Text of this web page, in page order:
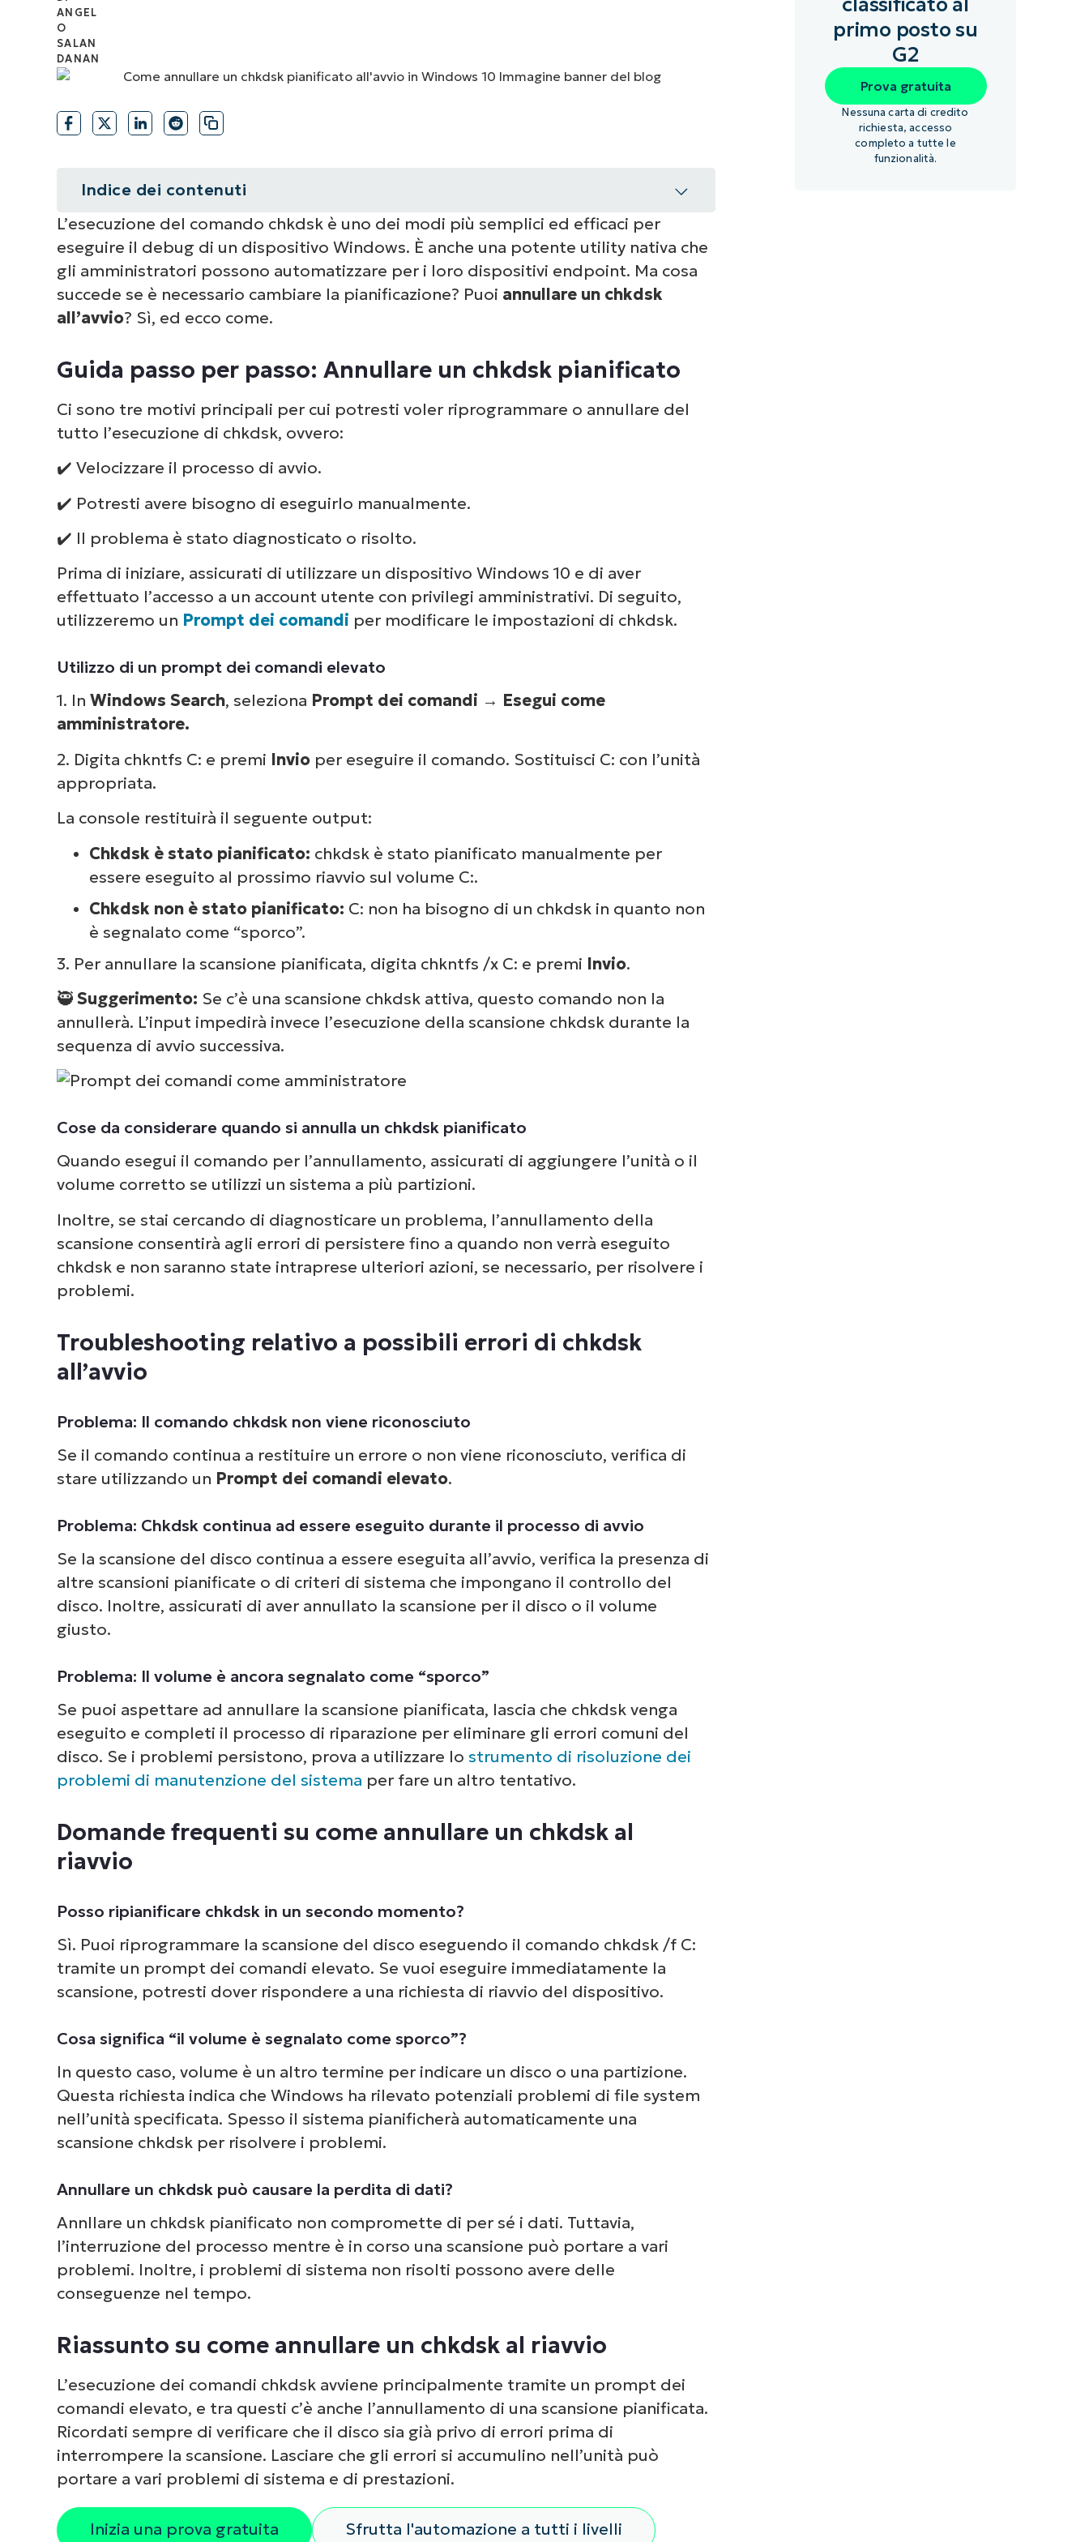
Indice dei contenuti
Riepilogo
Guida passo per passo: Annullare un chkdsk pianificato
Troubleshooting relativo a possibili errori di chkdsk all’avvio
L’esecuzione del comando chkdsk è uno dei modi più semplici ed efficaci per
eseguire il debug di un dispositivo Windows. È anche una potente utility nativa che
gli amministratori possono automatizzare per i loro dispositivi endpoint. Ma cosa
succede se è necessario cambiare la pianificazione? Puoi annullare un chkdsk
all’avvio? Sì, ed ecco come.
Guida passo per passo: Annullare un chkdsk pianificato
Ci sono tre motivi principali per cui potresti voler riprogrammare o annullare del
tutto l’esecuzione di chkdsk, ovvero:
✔️ Velocizzare il processo di avvio.
✔️ Potresti avere bisogno di eseguirlo manualmente.
✔️ Il problema è stato diagnosticato o risolto.
Prima di iniziare, assicurati di utilizzare un dispositivo Windows 10 e di aver
effettuato l’accesso a un account utente con privilegi amministrativi. Di seguito,
utilizzeremo un Prompt dei comandi per modificare le impostazioni di chkdsk.
Utilizzo di un prompt dei comandi elevato
1. In Windows Search, seleziona Prompt dei comandi → Esegui come
amministratore.
2. Digita chkntfs C: e premi Invioper eseguire il comando. Sostituisci C: con l’unità
appropriata.
La console restituirà il seguente output:
Chkdsk è stato pianificato: chkdsk è stato pianificato manualmente per
essere eseguito al prossimo riavvio sul volume C:.
Chkdsk non è stato pianificato: C: non ha bisogno di un chkdsk in quanto non
è segnalato come “sporco”.
3. Per annullare la scansione pianificata, digita chkntfs /x C: e premi Invio.
🥷 Suggerimento: Se c’è una scansione chkdsk attiva, questo comando non la
annullerà. L’input impedirà invece l’esecuzione della scansione chkdsk durante la
sequenza di avvio successiva.
Cose da considerare quando si annulla un chkdsk pianificato
Quando esegui il comando per l’annullamento, assicurati di aggiungere l’unità o il
volume corretto se utilizzi un sistema a più partizioni.
Inoltre, se stai cercando di diagnosticare un problema, l’annullamento della
scansione consentirà agli errori di persistere fino a quando non verrà eseguito
chkdsk e non saranno state intraprese ulteriori azioni, se necessario, per risolvere i
problemi.
Troubleshooting relativo a possibili errori di chkdsk
all’avvio
Problema: Il comando chkdsk non viene riconosciuto
Se il comando continua a restituire un errore o non viene riconosciuto, verifica di
stare utilizzando un Prompt dei comandi elevato.
Problema: Chkdsk continua ad essere eseguito durante il processo di avvio
Se la scansione del disco continua a essere eseguita all’avvio, verifica la presenza di
altre scansioni pianificate o di criteri di sistema che impongano il controllo del
disco. Inoltre, assicurati di aver annullato la scansione per il disco o il volume
giusto.
Problema: Il volume è ancora segnalato come “sporco”
Se puoi aspettare ad annullare la scansione pianificata, lascia che chkdsk venga
eseguito e completi il processo di riparazione per eliminare gli errori comuni del
disco. Se i problemi persistono, prova a utilizzare lo strumento di risoluzione dei
problemi di manutenzione del sistema per fare un altro tentativo.
Domande frequenti su come annullare un chkdsk al
riavvio
Posso ripianificare chkdsk in un secondo momento?
Sì. Puoi riprogrammare la scansione del disco eseguendo il comando chkdsk /f C:
tramite un prompt dei comandi elevato. Se vuoi eseguire immediatamente la
scansione, potresti dover rispondere a una richiesta di riavvio del dispositivo.
Cosa significa “il volume è segnalato come sporco”?
In questo caso, volume è un altro termine per indicare un disco o una partizione.
Questa richiesta indica che Windows ha rilevato potenziali problemi di file system
nell’unità specificata. Spesso il sistema pianificherà automaticamente una
scansione chkdsk per risolvere i problemi.
Annullare un chkdsk può causare la perdita di dati?
Annllare un chkdsk pianificato non compromette di per sé i dati. Tuttavia,
l’interruzione del processo mentre è in corso una scansione può portare a vari
problemi. Inoltre, i problemi di sistema non risolti possono avere delle
conseguenze nel tempo.
Riassunto su come annullare un chkdsk al riavvio
L’esecuzione dei comandi chkdsk avviene principalmente tramite un prompt dei
comandi elevato, e tra questi c’è anche l’annullamento di una scansione pianificata.
Ricordati sempre di verificare che il disco sia già privo di errori prima di
interrompere la scansione. Lasciare che gli errori si accumulino nell’unità può
portare a vari problemi di sistema e di prestazioni.
Inizia una prova gratuita Sfrutta l'automazione a tutti i livelli
primo posto su
G2
Prova gratuita
Nessuna carta di credito
richiesta, accesso
completo a tutte le
funzionalità.
Guarda NinjaOne in
Dai un’occhiata alle nostre demo on-demand per vedere
come NinjaOne semplifica attività IT come la gestione
ancora.
Scopri le demo